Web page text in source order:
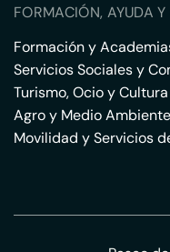
FORMACIÓN, AYUDA
Formación y
Servicios Sociales y
Turismo, Ocio y Cultura
Agro y Medio Ambiente
Movilidad y Servicios